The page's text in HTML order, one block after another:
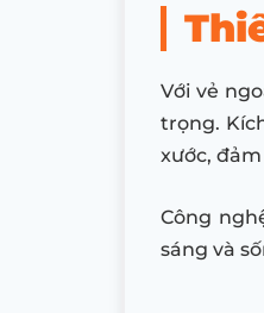
Với vẻ
trọng.
xước,
Công
sáng và